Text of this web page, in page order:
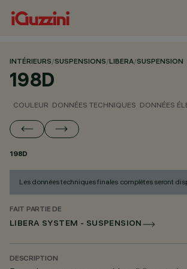
INTÉRIEURS/SUSPENSIONS/LIBERA/SUSPENSION
198D
COULEUR DONNÉES TECHNIQUES DONNÉES
198D
Les données techniques finales complètes seront
FAIT PARTIE DE
LIBERA SYSTEM - SUSPENSION
DESCRIPTION